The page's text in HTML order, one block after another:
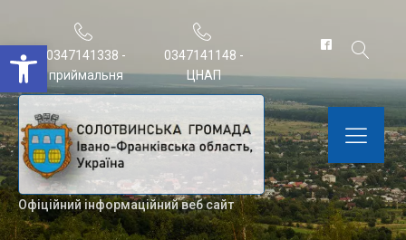
Відкрити Панель інструментів
0347141338 -
приймальня
0347141148 -
ЦНАП
Офіційний інформаційний веб сайт